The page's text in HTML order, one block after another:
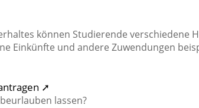
können Studierende verschiedene
Einkünfte und andere Zuwendungen
➚
lassen?